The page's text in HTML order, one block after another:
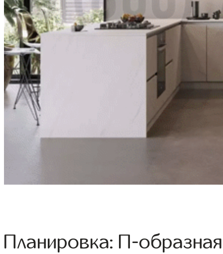
Планировка: П-образная